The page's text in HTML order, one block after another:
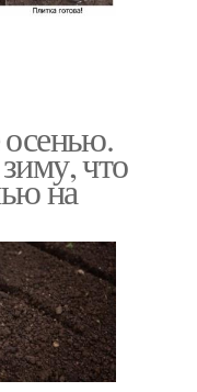
осенью.
что
на